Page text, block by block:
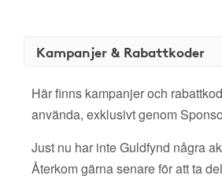
Kampanjer & Rabattkoder
Här finns kampanjer och
använda, exklusivt genom
Just nu har inte Guldfynd några
Återkom gärna senare för att ta